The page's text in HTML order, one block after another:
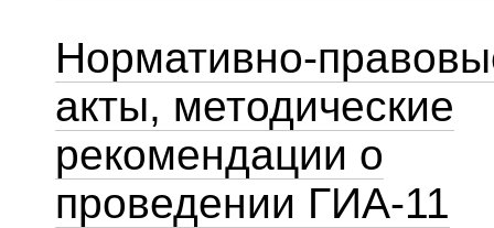
Нормативно-
акты, методические
рекомендации о
проведении ГИА-11